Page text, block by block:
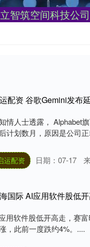
智筑空间科技公司
配资 谷歌Gemini发布
情人士透露， Alphabet
计划数月，原因是公司
运配资 日期：07-17
国际 AI应用软件股低
用软件股低开高走，赛
，此前一度跌约4%。....